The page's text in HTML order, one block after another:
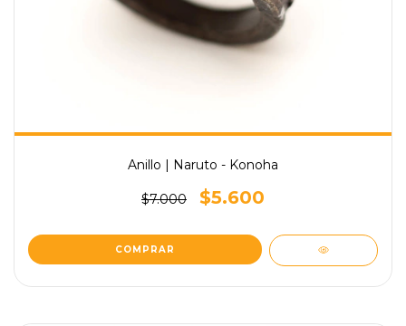
Anillo | Naruto - Konoha
$7.000 $5.600